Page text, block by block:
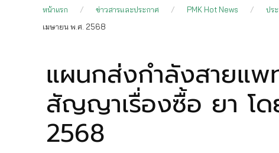
หน้าแรก ข่าวสารและประกาศ PMK Hot News ปร
เมษายน พ.ศ. 2568
แผนกส่งกำลังสายแพ
สัญญาเรื่องซื้อ ยา โด
2568